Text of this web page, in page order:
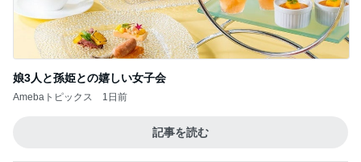
娘3人と孫姫との嬉しい女子会
Amebaトピックス 1日前
記事を読む